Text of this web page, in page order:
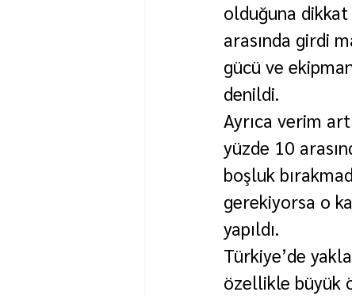
olduğuna
arasında girdi
gücü ve
denildi.
Ayrıca verim
yüzde 10
boşluk
gerekiyorsa o
yapıldı.
Türkiye’de
özellikle büyük